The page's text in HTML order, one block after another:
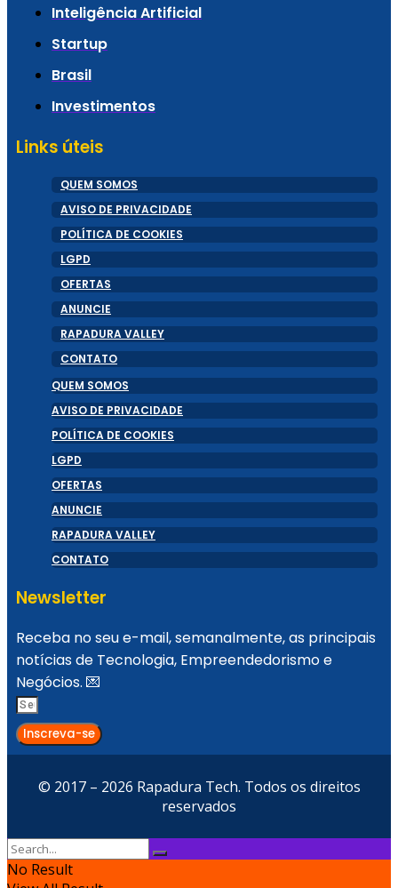
Inteligência Artificial
Startup
Brasil
Investimentos
Links úteis
QUEM SOMOS
AVISO DE PRIVACIDADE
POLÍTICA DE COOKIES
LGPD
OFERTAS
ANUNCIE
RAPADURA VALLEY
CONTATO
QUEM SOMOS
AVISO DE PRIVACIDADE
POLÍTICA DE COOKIES
LGPD
OFERTAS
ANUNCIE
RAPADURA VALLEY
CONTATO
Newsletter
Receba no seu e-mail, semanalmente, as principais
notícias de Tecnologia, Empreendedorismo e
Negócios. 💌
Inscreva-se
© 2017 – 2026 Rapadura Tech. Todos os direitos
reservados
No Result